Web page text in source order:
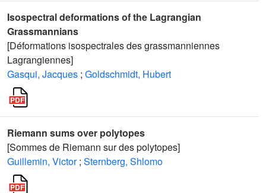
Isospectral deformations of the Lagrangian
Grassmannians
[Déformations isospectrales des grassmanniennes
Lagrangiennes]
Gasqui, Jacques ; Goldschmidt, Hubert
Riemann sums over polytopes
[Sommes de Riemann sur des polytopes]
Guillemin, Victor ; Sternberg, Shlomo